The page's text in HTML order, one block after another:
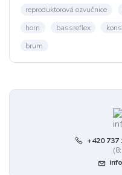
reproduktorová ozvučnice
horn
bassreflex
brum
+420 737